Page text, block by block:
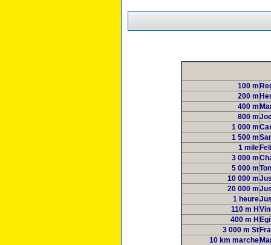
100 m
200 m
400 m
800 m
1 000 m
1 500 m
1 mile
3 000 m
5 000 m
10 000 m
20 000 m
1 heure
110 m H
400 m H
3 000 m St
10 km marche